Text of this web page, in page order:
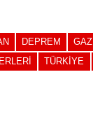
DEPREM
TÜRKIYE